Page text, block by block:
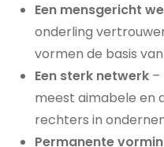
Een mensgericht
onderling
vormen de basis
Een sterk netwerk –
meest aimabele en
rechters in
Permanente